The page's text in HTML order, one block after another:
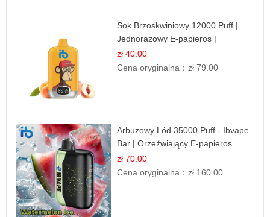
Sok Brzoskwiniowy 12000 Puff |
Jednorazowy E-papieros |
Owocowy Smak
zł 40.00
Cena oryginalna：zł 79.00
Arbuzowy Lód 35000 Puff - Ibvape
Bar | Orzeźwiający E-papieros
Jednorazowy
zł 70.00
Cena oryginalna：zł 160.00